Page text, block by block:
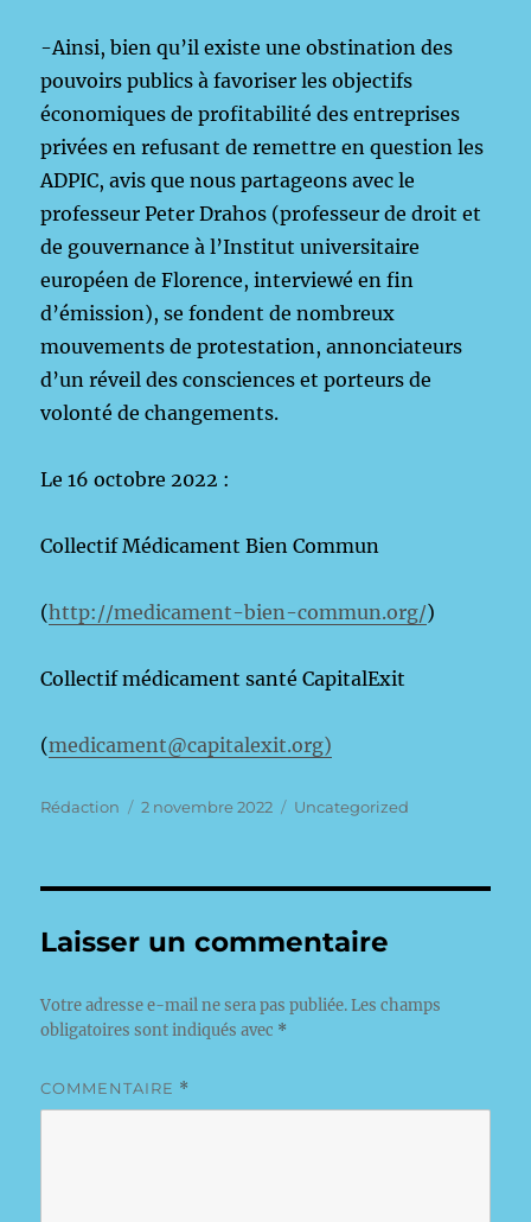
-Ainsi, bien qu’il existe une obstination des
pouvoirs publics à favoriser les objectifs
économiques de profitabilité des entreprises
privées en refusant de remettre en question les
ADPIC, avis que nous partageons avec le
professeur Peter Drahos (professeur de droit et
de gouvernance à l’Institut universitaire
européen de Florence, interviewé en fin
d’émission), se fondent de nombreux
mouvements de protestation, annonciateurs
d’un réveil des consciences et porteurs de
volonté de changements.
Le 16 octobre 2022 :
Collectif Médicament Bien Commun
(http://medicament-bien-commun.org/)
Collectif médicament santé CapitalExit
(medicament@capitalexit.org)
Auteur
Rédaction
Publié
2 novembre 2022 Catégories
Uncategorized
Laisser un commentaire
Votre adresse e-mail ne sera pas publiée. Les champs
obligatoires sont indiqués avec *
COMMENTAIRE *